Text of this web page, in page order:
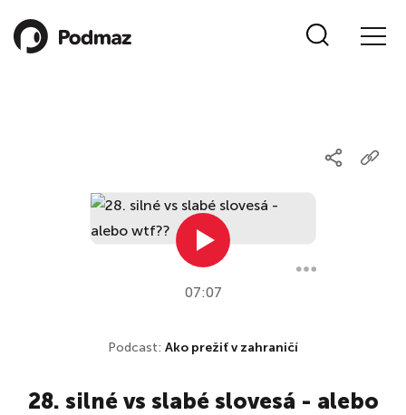
07:07
Podcast: Ako prežiť v zahraničí
28. silné vs slabé slovesá - alebo